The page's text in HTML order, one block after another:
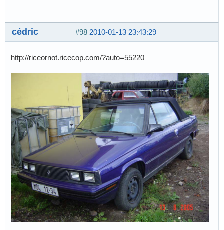
#98 2010-01-13 23:43:29
cédric
http://riceornot.ricecop.com/?auto=55220